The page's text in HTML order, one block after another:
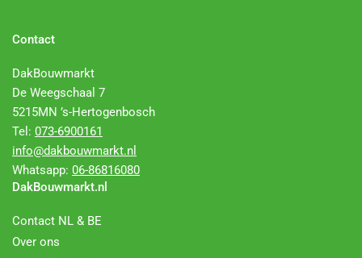
Contact
DakBouwmarkt
De Weegschaal 7
5215MN ’s-Hertogenbosch
Tel: 073-6900161
info@dakbouwmarkt.nl
Whatsapp: 06-86816080
DakBouwmarkt.nl
Contact NL & BE
Over ons